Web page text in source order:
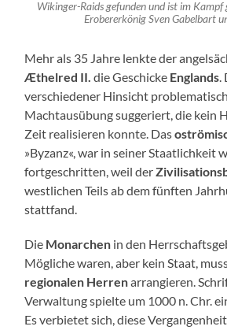
Wikinger-Raids gefunden und ist im Kampf
Erobererkönig Sven Gabelbart
Mehr als 35 Jahre lenkte der
Æthelred II.die Geschicke Englands.
verschiedener Hinsicht
Machtausübung suggeriert, die kein
Zeit realisieren konnte. Das
»Byzanz«, war in seiner Staatlichkeit
fortgeschritten, weil der
westlichen Teils ab dem fünften
stattfand.
Die Monarchen in den
Mögliche waren, aber kein Staat,
regionalen Herrenarrangieren.
Verwaltung spielte um 1000 n. Chr.
Es verbietet sich, diese